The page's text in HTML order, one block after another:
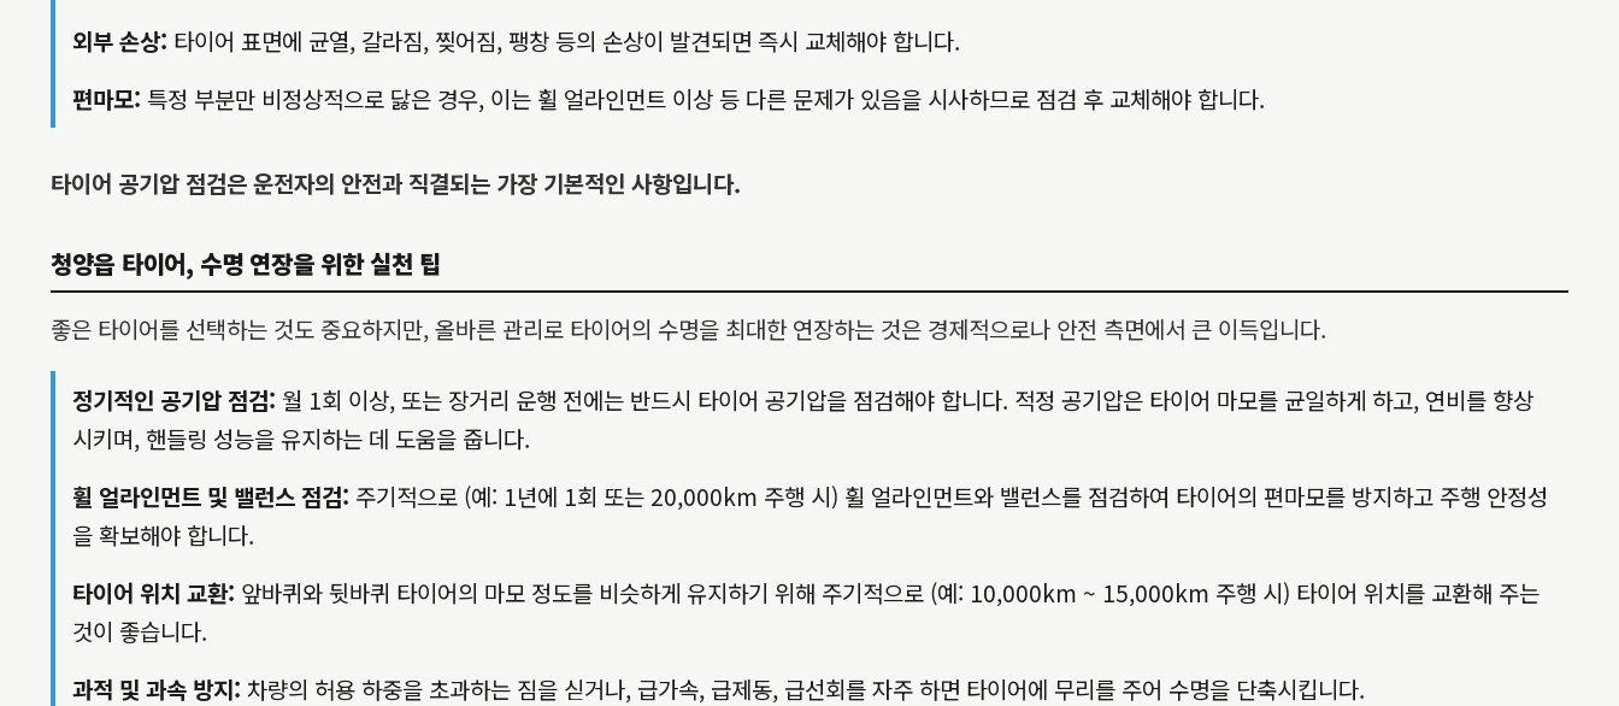
외부 손상: 타이어 표면에 균열, 갈라짐, 찢어짐, 팽창 등의 손상이 발견되면 즉시 교체해야 합니다.
편마모: 특정 부분만 비정상적으로 닳은 경우, 이는 휠 얼라인먼트 이상 등 다른 문제가 있음을 시사하므로 점검 후 교체해야 합니다.
타이어 공기압 점검은 운전자의 안전과 직결되는 가장 기본적인 사항입니다.
청양읍 타이어, 수명 연장을 위한 실천 팁
좋은 타이어를 선택하는 것도 중요하지만, 올바른 관리로 타이어의 수명을 최대한 연장하는 것은 경제적으로나 안전 측면에서 큰 이득입니다.
정기적인 공기압 점검: 월 1회 이상, 또는 장거리 운행 전에는 반드시 타이어 공기압을 점검해야 합니다. 적정 공기압은 타이어 마모를 균일하게 하고, 연비를 향상
시키며, 핸들링 성능을 유지하는 데 도움을 줍니다.
휠 얼라인먼트 및 밸런스 점검: 주기적으로 (예: 1년에 1회 또는 20,000km 주행 시) 휠 얼라인먼트와 밸런스를 점검하여 타이어의 편마모를 방지하고 주행 안정성
을 확보해야 합니다.
타이어 위치 교환: 앞바퀴와 뒷바퀴 타이어의 마모 정도를 비슷하게 유지하기 위해 주기적으로 (예: 10,000km ~ 15,000km 주행 시) 타이어 위치를 교환해 주는
것이 좋습니다.
과적 및 과속 방지: 차량의 허용 하중을 초과하는 짐을 싣거나, 급가속, 급제동, 급선회를 자주 하면 타이어에 무리를 주어 수명을 단축시킵니다.